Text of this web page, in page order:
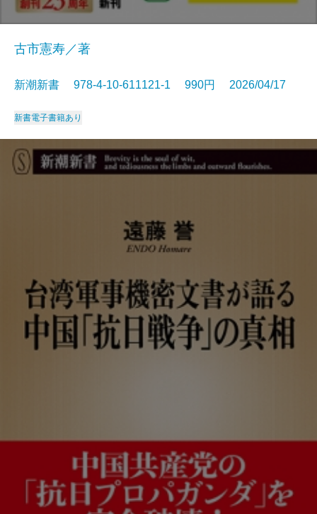
古市憲寿／著
新潮新書 978-4-10-611121-1 990円 2026/04/17
新書電子書籍あり